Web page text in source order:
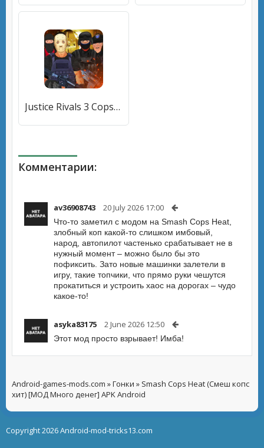
Justice Rivals 3 Cops&Robbers [МОД Меню] APK Android
Комментарии:
av36908743 20 July 2026 17:00
Что-то заметил с модом на Smash Cops Heat,
злобный коп какой-то слишком имбовый,
народ, автопилот частенько срабатывает не в
нужный момент – можно было бы это
пофиксить. Зато новые машинки залетели в
игру, такие топчики, что прямо руки чешутся
прокатиться и устроить хаос на дорогах – чудо
какое-то!
asyka83175 2 June 2026 12:50
Этот мод просто взрывает! Имба!
Android-games-mods.com »Гонки » Smash Cops Heat (Смеш копс
хит) [МОД Много денег] APK Android
Copyright 2026 Android-mod-tricks13.com